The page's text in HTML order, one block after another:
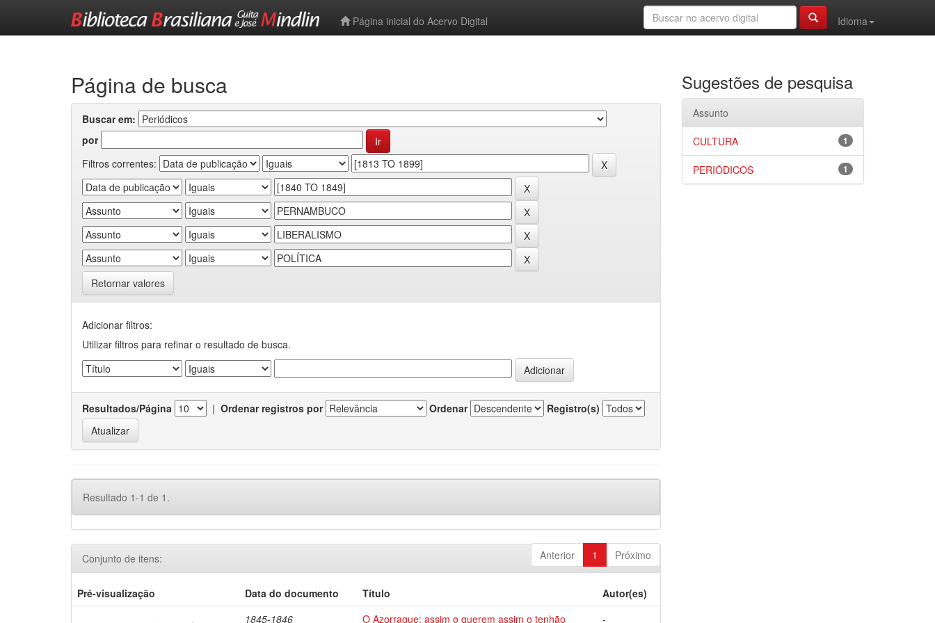
Página inicial do Acervo Digital
Idioma
Página de busca
Buscar em:
por
Filtros correntes:
Retornar valores
Adicionar filtros:
Utilizar filtros para refinar o resultado de busca.
Resultados/Página | Ordenar registros por Ordenar Registro(s)
Resultado 1-1 de 1.
Anterior 1 Próximo
Conjunto de itens:
Pré-visualização Data do documento Título
Autor(es)
1845-1846
O Azorrague: assim o querem assim o tenhão -
Sugestões de pesquisa
Assunto
1
CULTURA
1
PERIÓDICOS